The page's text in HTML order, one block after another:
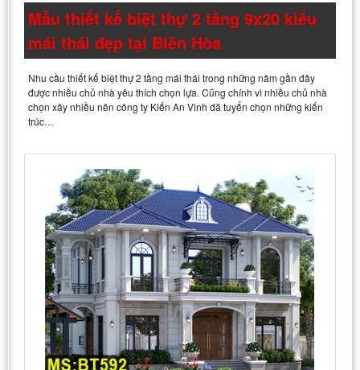
Mẫu thiết kế biệt thự 2 tầng 9x20 kiểu
mái thái đẹp tại Biên Hòa
Nhu cầu thiết kế biệt thự 2 tầng mái thái trong những năm gần đây
được nhiều chủ nhà yêu thích chọn lựa. Cũng chính vì nhiều chủ nhà
chọn xây nhiều nên công ty Kiến An Vinh đã tuyển chọn những kiến
trúc…